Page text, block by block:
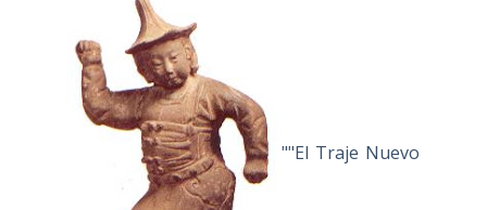
""El Traje Nuevo